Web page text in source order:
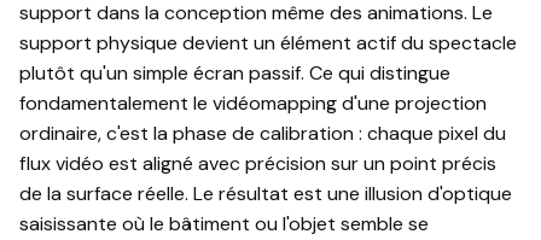
support dans la conception même des animations. Le
support physique devient un élément actif du spectacle
plutôt qu'un simple écran passif. Ce qui distingue
fondamentalement le vidéomapping d'une projection
ordinaire, c'est la phase de calibration : chaque pixel du
flux vidéo est aligné avec précision sur un point précis
de la surface réelle. Le résultat est une illusion d'optique
saisissante où le bâtiment ou l'objet semble se